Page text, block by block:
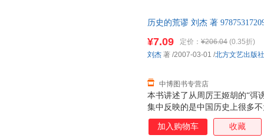
历史的荒谬 刘杰 著
本书讲述了从周厉王姬胡的“弭
集中反映的是中国历史上很多
自各个朝代的官修正史，包括“
出自一些史料价值较高的札记
¥7.09 定价： ¥206.04 (0.35折)
中博图书专营店
刘杰 著 /2007-03-01 /北方文艺出版社
加入购物车 收藏